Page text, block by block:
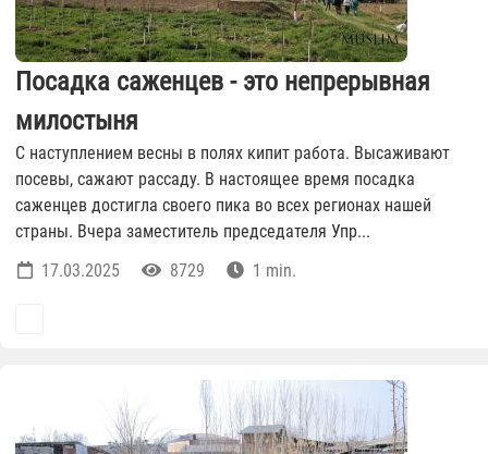
Посадка саженцев - это непрерывная
милостыня
С наступлением весны в полях кипит работа. Высаживают
посевы, сажают рассаду. В настоящее время посадка
саженцев достигла своего пика во всех регионах нашей
страны. Вчера заместитель председателя Упр...
17.03.2025
8729 1 min.